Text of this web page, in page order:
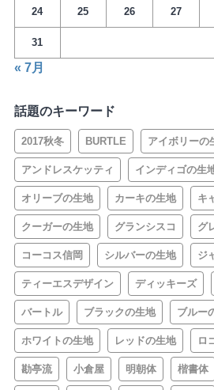
24 25 26 27
31
« 7月
話題のキーワード
2017秋冬 BURTLE アイボリーの
アンドレスケッティ インディゴの生
オリーブの生地 カーキの生地 キ
クーガーの生地 グランシスコ グ
コーコス信岡 シルバーの生地 ジ
ティーエスデザイン ディッキーズ
バートル ブラックの生地 ブルー
ホワイトの生地 レッドの生地 ロ
勘亭流 小倉屋 明朝体 楷書体